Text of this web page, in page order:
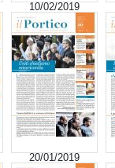
10/02/2019
20/01/2019